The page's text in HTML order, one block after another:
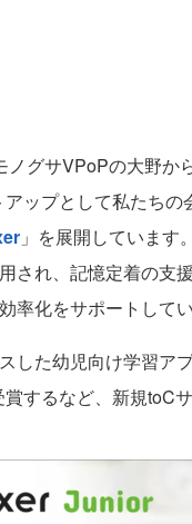
ノグサVPoPの大野か
ップとして私たち
」を展開しています
され、記憶定着の支
率化をサポートしてい
した幼児向け学習ア
賞するなど、新規toC